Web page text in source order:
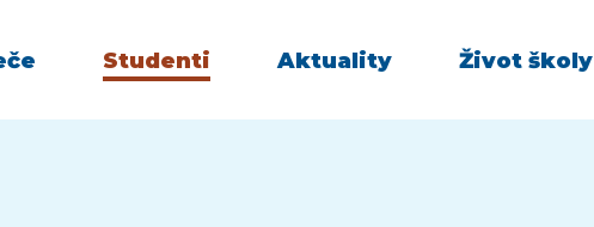
Studenti Aktuality Život školy